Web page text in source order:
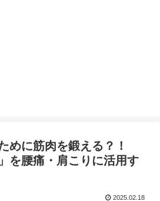
めに筋肉を鍛える？！
を腰痛・肩こりに活用す
2025.02.18